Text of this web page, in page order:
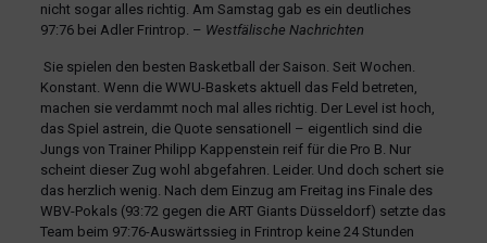
nicht sogar alles richtig. Am Samstag gab es ein deutliches
97:76 bei Adler Frintrop. – Westfälische Nachrichten
Sie spielen den besten Basketball der Saison. Seit Wochen.
Konstant. Wenn die WWU-Baskets aktuell das Feld betreten,
machen sie verdammt noch mal alles richtig. Der Level ist hoch,
das Spiel astrein, die Quote sensationell – eigentlich sind die
Jungs von Trainer Philipp Kappenstein reif für die Pro B. Nur
scheint dieser Zug wohl abgefahren. Leider. Und doch schert sie
das herzlich wenig. Nach dem Einzug am Freitag ins Finale des
WBV-Pokals (93:72 gegen die ART Giants Düsseldorf) setzte das
Team beim 97:76-Auswärtssieg in Frintrop keine 24 Stunden